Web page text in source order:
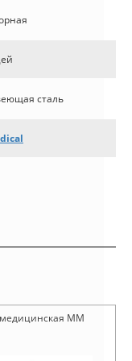
сталь
ММ